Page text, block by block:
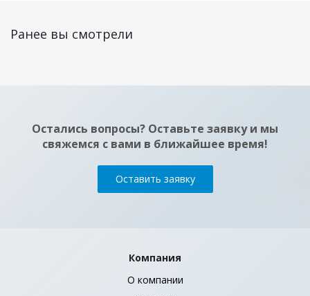
Ранее вы смотрели
Остались вопросы? Оставьте заявку и мы
свяжемся с вами в ближайшее время!
Оставить заявку
Компания
О компании